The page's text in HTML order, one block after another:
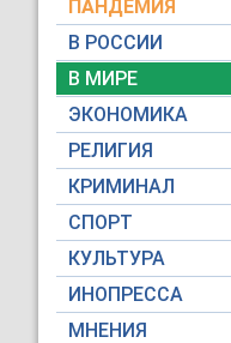
ПАНДЕМИЯ
В РОССИИ
В МИРЕ
ЭКОНОМИКА
РЕЛИГИЯ
КРИМИНАЛ
СПОРТ
КУЛЬТУРА
ИНОПРЕССА
МНЕНИЯ